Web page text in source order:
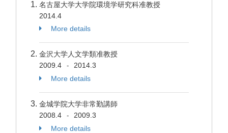
名古屋大学大学院環境学研究科准教授
2014.4
More details
金沢大学人文学類准教授
2009.4
-
2014.3
More details
金城学院大学非常勤講師
2008.4
-
2009.3
More details